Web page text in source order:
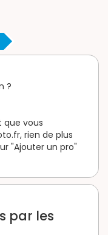
?
que vous
rien de plus
"Ajouter un pro"
par les